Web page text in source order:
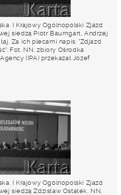
I Krajowy Ogólnopolski Zjazd
siedzą Piotr Baumgart, Andrzej
Za ich plecami napis: "Zdjazd
Fot. NN, zbiory Ośrodka
(IPA) przekazał Józef
I Krajowy Ogólnopolski Zjazd
siedzą Zdzisław Ostałek, NN,